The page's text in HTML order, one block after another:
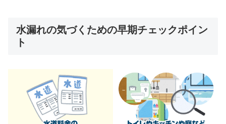
水漏れの気づくための早期チェックポイン
ト